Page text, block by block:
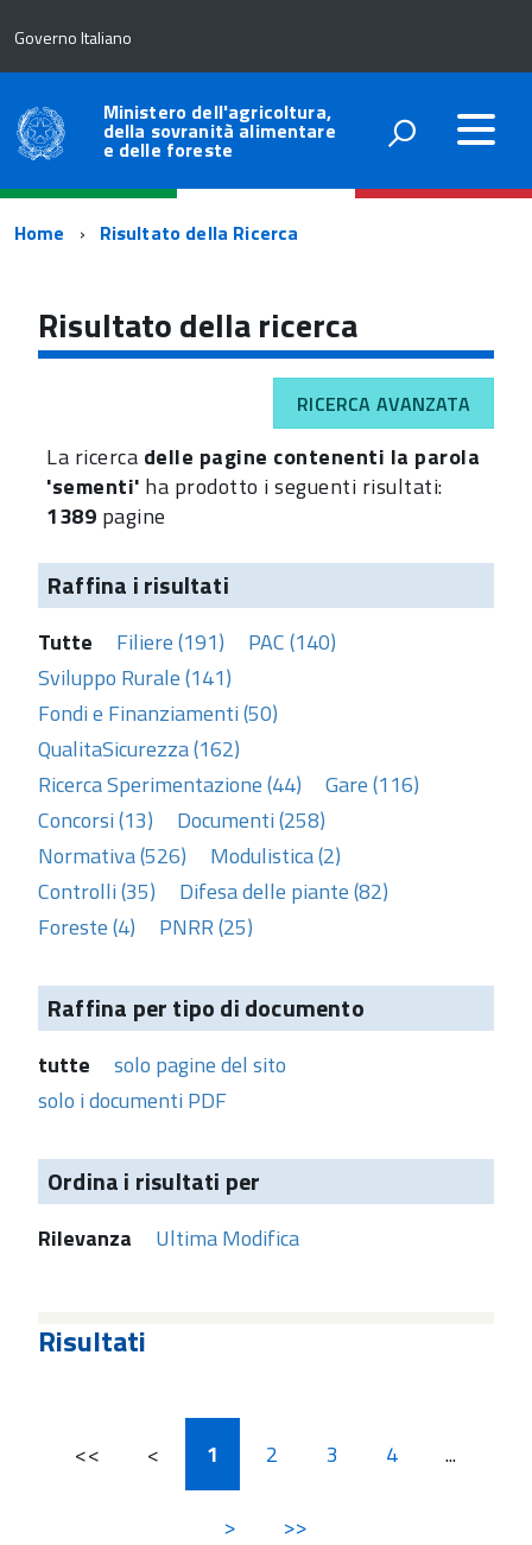
Governo Italiano
Ministero dell'agricoltura,
della sovranità alimentare
e delle foreste
Percorso
navigazione
Home Risultato della Ricerca
Risultato della ricerca
RICERCA AVANZATA
La ricerca delle pagine contenenti la parola
'sementi' ha prodotto i seguenti risultati:
1389 pagine
Raffina i risultati
Tutte Filiere (191)
PAC (140)
Sviluppo Rurale (141)
Fondi e Finanziamenti (50)
QualitaSicurezza (162)
Ricerca Sperimentazione (44)
Gare (116)
Concorsi (13)
Documenti (258)
Normativa (526)
Modulistica (2)
Controlli (35)
Difesa delle piante (82)
Foreste (4)
PNRR (25)
Raffina per tipo di documento
tutte
solo pagine del sito
solo i documenti PDF
Ordina i risultati per
Rilevanza Ultima Modifica
Risultati
<< < 1 2 3 4 ...
> >>